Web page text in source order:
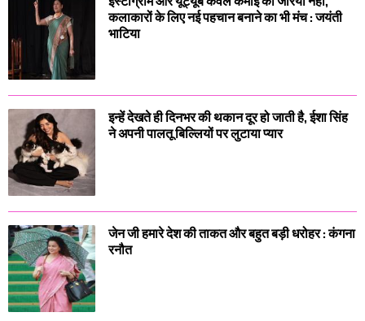
कलाकारों के लिए नई पहचान बनाने का भी मंच : जयंती
भाटिया
इन्हें देखते ही दिनभर की थकान दूर हो जाती है, ईशा सिंह
ने अपनी पालतू बिल्लियों पर लुटाया प्यार
जेन जी हमारे देश की ताकत और बहुत बड़ी धरोहर : कंगना
रनौत